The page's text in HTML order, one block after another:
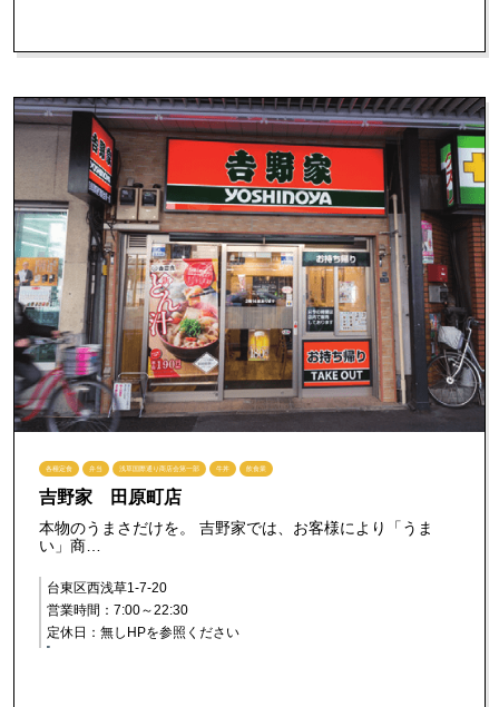
各種定食 弁当 浅草国際通り商店会第一部 牛丼 飲食業
吉野家 田原町店
本物のうまさだけを。 吉野家では、お客様により「うま
い」商…
台東区西浅草1-7-20
営業時間：7:00～22:30
定休日：無しHPを参照ください